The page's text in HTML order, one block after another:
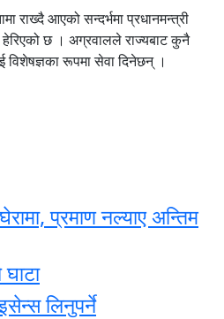
राख्दै आएको सन्दर्भमा प्रधानमन्त्री
हेरिएको छ । अग्रवालले राज्यबाट कुनै
विशेषज्ञका रूपमा सेवा दिनेछन् ।
प्रमाण नल्याए अन्तिम
लिनुपर्ने